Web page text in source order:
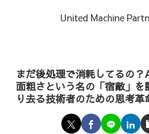
United Machine
まだ後処理で消耗してるの？
面粗さという名の「宿敵」を
り去る技術者のための思考革